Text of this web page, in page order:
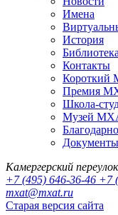
Имена
История
Библиотека
Контакты
Короткий
Премия
Школа-
Музей
Документы
Камергерский
+7 (495) 646-36-46 +7
mxat@mxat.ru
Старая версия сайта